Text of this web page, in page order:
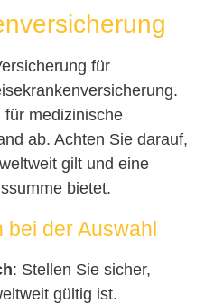
für
für medizinische
ab. Achten Sie darauf,
gilt und eine
bietet.
bei der Auswahl
: Stellen Sie sicher,
gültig ist.